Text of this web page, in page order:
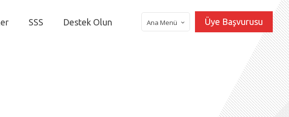
SSS Destek Olun Ana Menü Üye Başvurusu